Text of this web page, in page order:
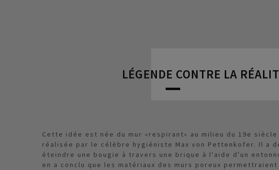
LÉGENDE CONTRE LA
Cette idée est née du mur «respirant» au milieu du 19e
réalisée par le célèbre hygiéniste Max von Pettenkofer. Il a
éteindre une bougie à travers une brique à l'aide d'un
en a conclu que les matériaux des murs poreux